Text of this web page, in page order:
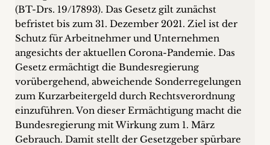
(BT-Drs. 19/17893). Das Gesetz gilt zunächst
befristet bis zum 31. Dezember 2021. Ziel ist der
Schutz für Arbeitnehmer und Unternehmen
angesichts der aktuellen Corona-Pandemie. Das
Gesetz ermächtigt die Bundesregierung
vorübergehend, abweichende Sonderregelungen
zum Kurzarbeitergeld durch Rechtsverordnung
einzuführen. Von dieser Ermächtigung macht die
Bundesregierung mit Wirkung zum 1. März
Gebrauch. Damit stellt der Gesetzgeber spürbare